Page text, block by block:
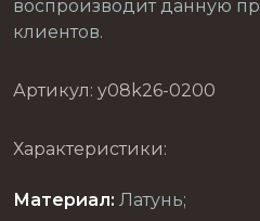
воспроизводит данную
клиентов.
Артикул: y08k26-0200
Характеристики:
Материал: Латунь;